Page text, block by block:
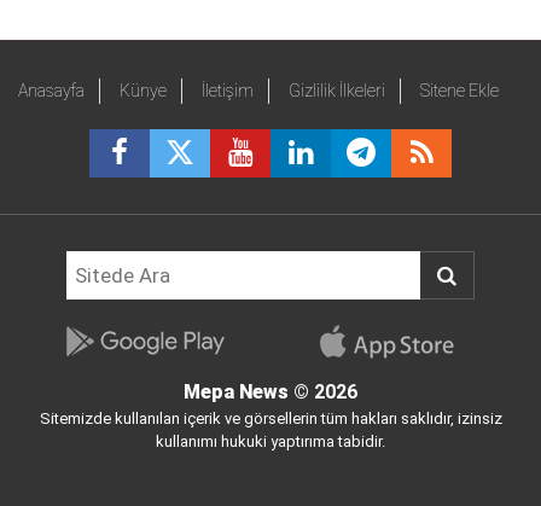
Anasayfa Künye İletişim Gizlilik İlkeleri Sitene Ekle
Mepa News © 2026
Sitemizde kullanılan içerik ve görsellerin tüm hakları saklıdır, izinsiz
kullanımı hukuki yaptırıma tabidir.